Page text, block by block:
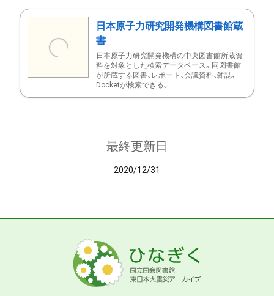
日本原子力研究開発機構図書館蔵
書
日本原子力研究開発機構の中央図書館所蔵資
料を対象とした検索データベース。同図書館
が所蔵する図書、レポート、会議資料、雑誌、
Docketが検索できる。
最終更新日
2020/12/31